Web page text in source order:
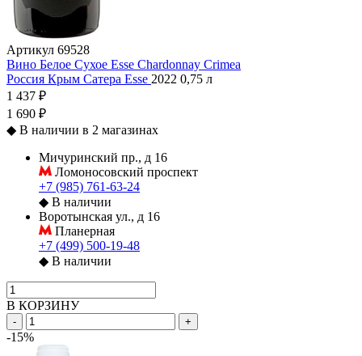
Артикул 69528
Вино Белое Сухое Esse Chardonnay Crimea
Россия Крым Сатера Esse 2022 0,75 л
1 437 ₽
1 690 ₽
◆ В наличии в 2 магазинах
Мичуринский пр., д 16
Ломоносовский проспект
+7 (985) 761-63-24
◆ В наличии
Воротынская ул., д 16
Планерная
+7 (499) 500-19-48
◆ В наличии
В КОРЗИНУ
- +
-15%